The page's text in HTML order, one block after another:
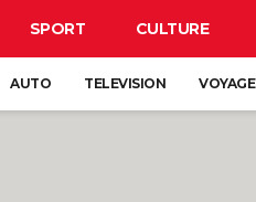
SPORT CULTURE
AUTO TELEVISION VOYAGE